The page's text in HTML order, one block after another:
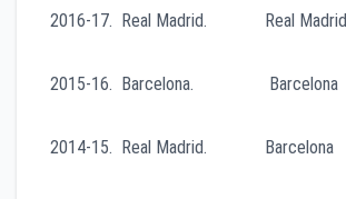
2016-17. Real Madrid. Real Madrid
2015-16. Barcelona. Barcelona
2014-15. Real Madrid. Barcelona